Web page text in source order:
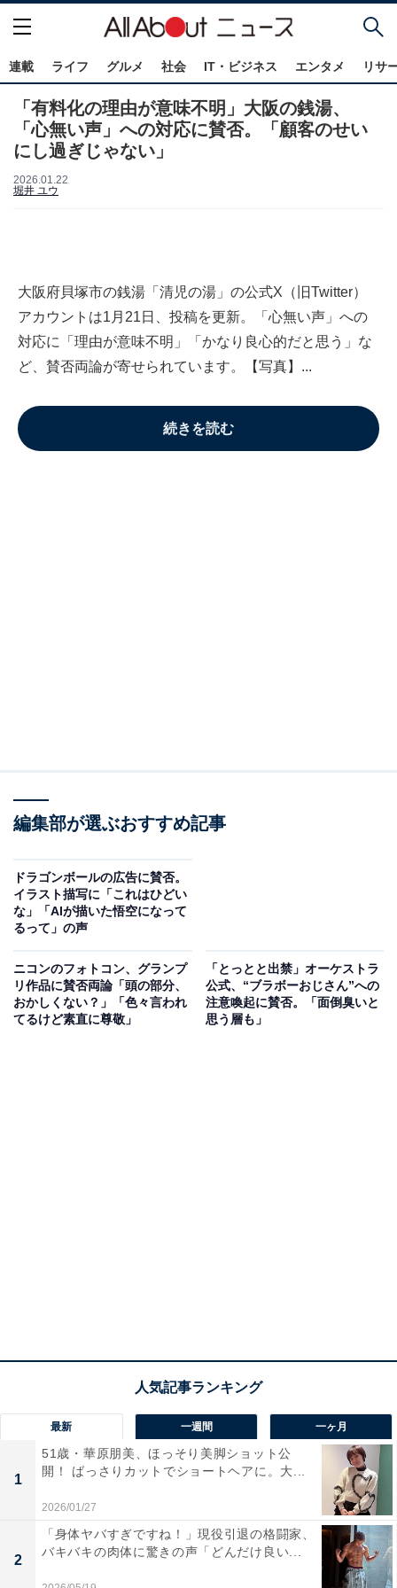
連載 ライフ グルメ 社会 IT・ビジネス エンタメ リサ
「有料化の理由が意味不明」大阪の銭湯、
「心無い声」への対応に賛否。「顧客のせい
にし過ぎじゃない」
2026.01.22
堀井 ユウ
大阪府貝塚市の銭湯「清児の湯」の公式X（旧Twitter）
アカウントは1月21日、投稿を更新。「心無い声」への
対応に「理由が意味不明」「かなり良心的だと思う」な
ど、賛否両論が寄せられています。【写真】...
続きを読む
編集部が選ぶおすすめ記事
ドラゴンボールの広告に賛否。
イラスト描写に「これはひどい
な」「AIが描いた悟空になって
るって」の声
ニコンのフォトコン、グランプ
リ作品に賛否両論「頭の部分、
おかしくない？」「色々言われ
てるけど素直に尊敬」
「とっとと出禁」オーケストラ
公式、“ブラボーおじさん”への
注意喚起に賛否。「面倒臭いと
思う層も」
最新 一週間 一ヶ月
1
51歳・華原朋美、ほっそり美脚ショット公
開！ ばっさりカットでショートヘアに。大...
2026/01/27
2
「身体ヤバすぎですね！」現役引退の格闘家、
バキバキの肉体に驚きの声「どんだけ良い...